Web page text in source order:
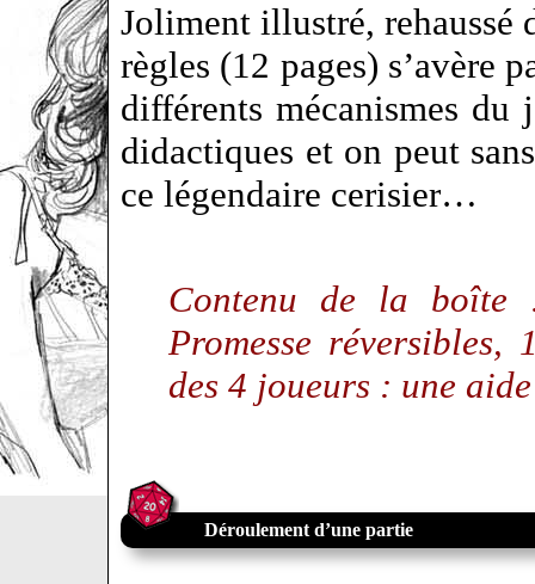
Joliment illustré, rehaussé
règles (12 pages) s’avère
différents mécanismes
didactiques et on peut
ce légendaire cerisier…
Contenu de la boîte
Promesse
des 4 joueurs : une
Déroulement d’une partie